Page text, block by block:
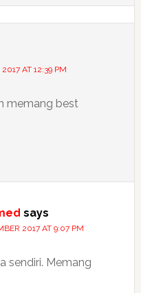
AT 12:39 PM
memang best
says
2017 AT 9:07 PM
sendiri. Memang